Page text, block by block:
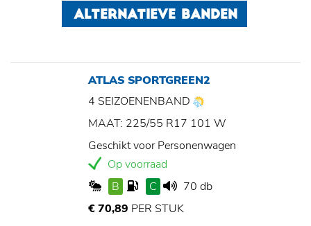
ALTERNATIEVE BANDEN
ATLAS SPORTGREEN2
4 SEIZOENENBAND
MAAT: 225/55 R17 101 W
Geschikt voor Personenwagen
Op voorraad
B
C
70 db
€ 70,89 PER STUK